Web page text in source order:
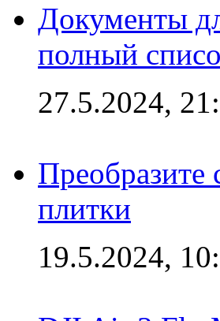
Документы
полный
27.5.2024,
Преобразите
плитки
19.5.2024,